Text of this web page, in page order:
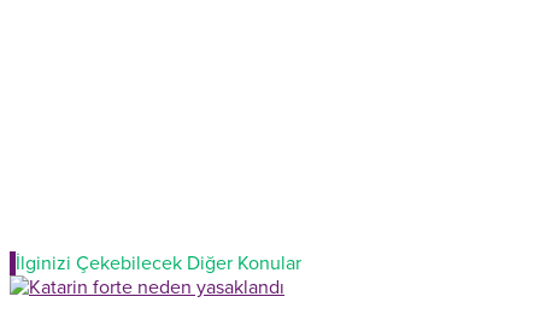
İlginizi Çekebilecek Diğer Konular